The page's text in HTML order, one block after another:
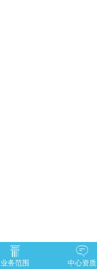
业务范围 中心资质